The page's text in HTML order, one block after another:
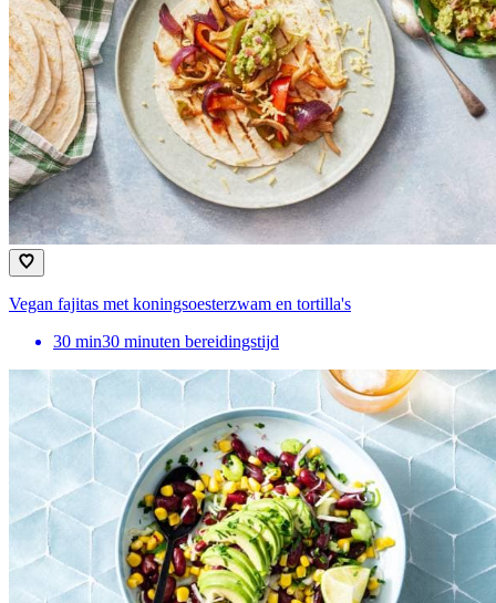
Vegan fajitas met koningsoesterzwam en tortilla's
30 min30 minuten bereidingstijd